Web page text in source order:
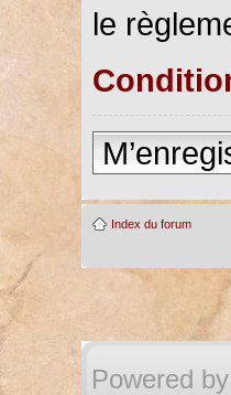
le
Index du forum
Powered by